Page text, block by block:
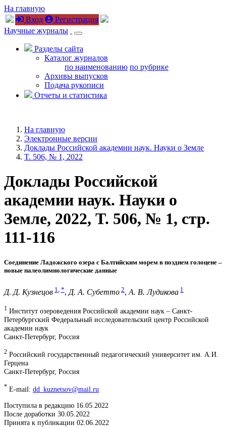
На главную
Вход
Регистрация
Научные журналы
Разделы сайта
Каталог журналов
по наименованию по рубрике
Архивы выпусков
Подача рукописи
Отчеты и статистика
На главную
Электронные версии
Доклады Российской академии наук. Науки о Земле
T. 506, № 1, 2022
Доклады Российской
академии наук. Науки о
Земле, 2022, T. 506, № 1, стр.
111-116
Соединение Ладожского озера с Балтийским морем в позднем голоцене –
новые палеолимнологические данные
Д. Д. Кузнецов 1 *, Д. А. Субетто 2, А. В. Лудикова 1
1 Институт озероведения Российской академии наук – Санкт-
Петербургский Федеральный исследовательский центр Российской
академии наук
Санкт-Петербург, Россия
2 Российский государственный педагогический университет им. А.И.
Герцена
Санкт-Петербург, Россия
* E-mail: dd_kuznetsov@mail.ru
Поступила в редакцию 16.05.2022
После доработки 30.05.2022
Принята к публикации 02.06.2022